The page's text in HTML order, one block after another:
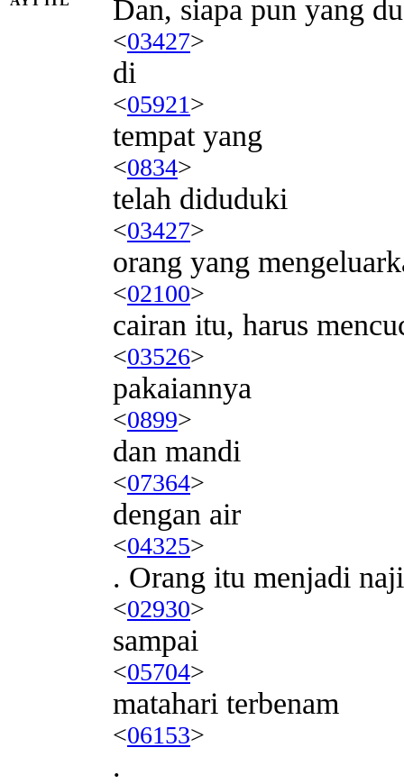
Dan, siapa pun yang
<03427>
di
<05921>
tempat yang
<0834>
telah diduduki
<03427>
orang yang
<02100>
cairan itu, harus
<03526>
pakaiannya
<0899>
dan mandi
<07364>
dengan air
<04325>
. Orang itu menjadi
<02930>
sampai
<05704>
matahari terbenam
<06153>
.